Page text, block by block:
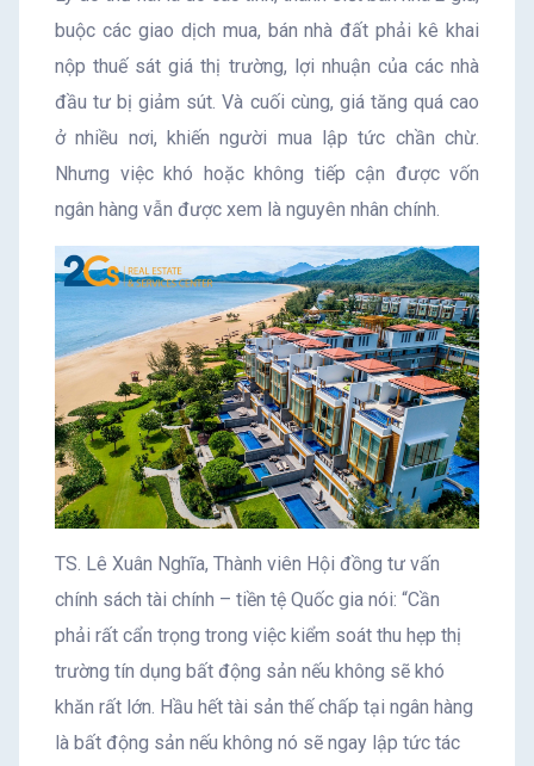
buộc các giao dịch mua, bán nhà đất phải kê khai
nộp thuế sát giá thị trường, lợi nhuận của các nhà
đầu tư bị giảm sút. Và cuối cùng, giá tăng quá cao
ở nhiều nơi, khiến người mua lập tức chần chừ.
Nhưng việc khó hoặc không tiếp cận được vốn
ngân hàng vẫn được xem là nguyên nhân chính.
TS. Lê Xuân Nghĩa, Thành viên Hội đồng tư vấn
chính sách tài chính – tiền tệ Quốc gia nói: “Cần
phải rất cẩn trọng trong việc kiểm soát thu hẹp thị
trường tín dụng bất động sản nếu không sẽ khó
khăn rất lớn. Hầu hết tài sản thế chấp tại ngân hàng
là bất động sản nếu không nó sẽ ngay lập tức tác